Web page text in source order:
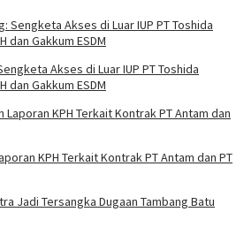
Akses di Luar IUP PT Toshida
dan Gakkum ESDM
KPH Terkait Kontrak PT Antam dan PT